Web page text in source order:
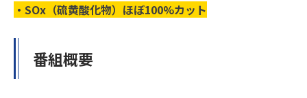
・SOx（硫黄酸化物）ほぼ100%カット
番組概要